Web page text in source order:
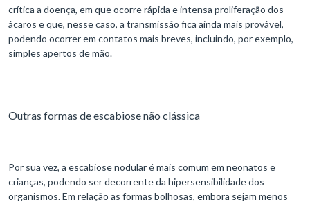
crítica a doença, em que ocorre rápida e intensa proliferação dos
ácaros e que, nesse caso, a transmissão fica ainda mais provável,
podendo ocorrer em contatos mais breves, incluindo, por exemplo,
simples apertos de mão.
Outras formas de escabiose não clássica
Por sua vez, a escabiose nodular é mais comum em neonatos e
crianças, podendo ser decorrente da hipersensibilidade dos
organismos. Em relação as formas bolhosas, embora sejam menos